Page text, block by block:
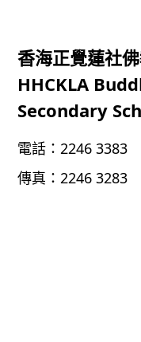
香海正覺蓮社
HHCKLA
Secondary
電話： 2246 3383
傳真： 2246 3283